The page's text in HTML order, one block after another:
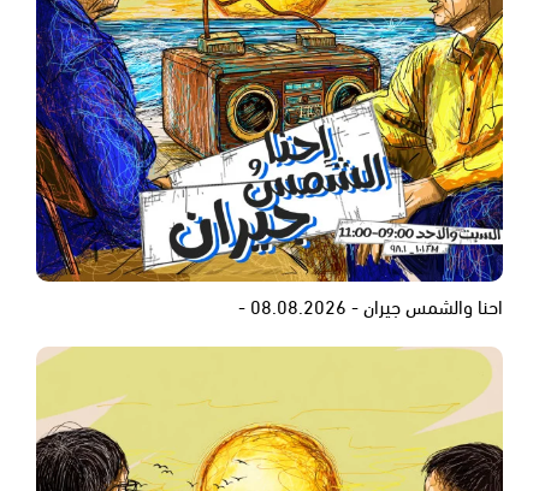
احنا والشمس جيران - 08.08.2026 -